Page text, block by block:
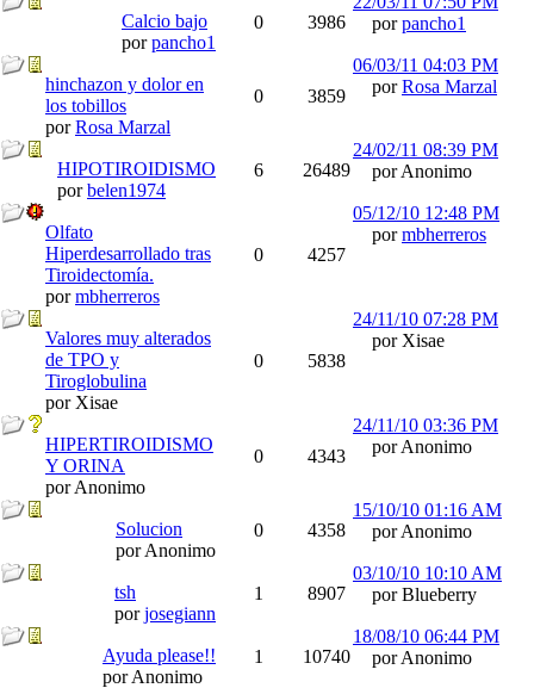
Calcio bajo
porpancho1
0 3986
porpancho1
hinchazon y dolor en
los tobillos
porRosa Marzal
0 3859
06/03/11 04:03 PM
porRosa Marzal
HIPOTIROIDISMO
porbelen1974
6 26489
24/02/11 08:39 PM
por Anonimo
Olfato
Hiperdesarrollado tras
Tiroidectomía.
pormbherreros
0 4257
05/12/10 12:48 PM
pormbherreros
Valores muy alterados
de TPO y
Tiroglobulina
por Xisae
0 5838
24/11/10 07:28 PM
por Xisae
HIPERTIROIDISMO
Y ORINA
por Anonimo
0 4343
24/11/10 03:36 PM
por Anonimo
Solucion
por Anonimo
0 4358
15/10/10 01:16 AM
por Anonimo
tsh
porjosegiann
1 8907
03/10/10 10:10 AM
por Blueberry
Ayuda please!!
por Anonimo
1 10740
18/08/10 06:44 PM
por Anonimo